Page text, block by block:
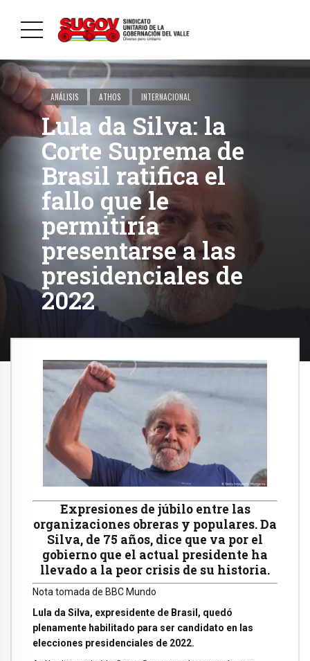
ANÁLISIS ATHOS INTERNACIONAL
Lula da Silva: la
Corte Suprema de
Brasil ratifica el
fallo que le
permitiría
presentarse a las
presidenciales de
2022
Expresiones de júbilo entre las
organizaciones obreras y populares. Da
Silva, de 75 años, dice que va por el
gobierno que el actual presidente ha
llevado a la peor crisis de su historia.
Nota tomada de BBC Mundo
Lula da Silva, expresidente de Brasil, quedó
plenamente habilitado para ser candidato en las
elecciones presidenciales de 2022.